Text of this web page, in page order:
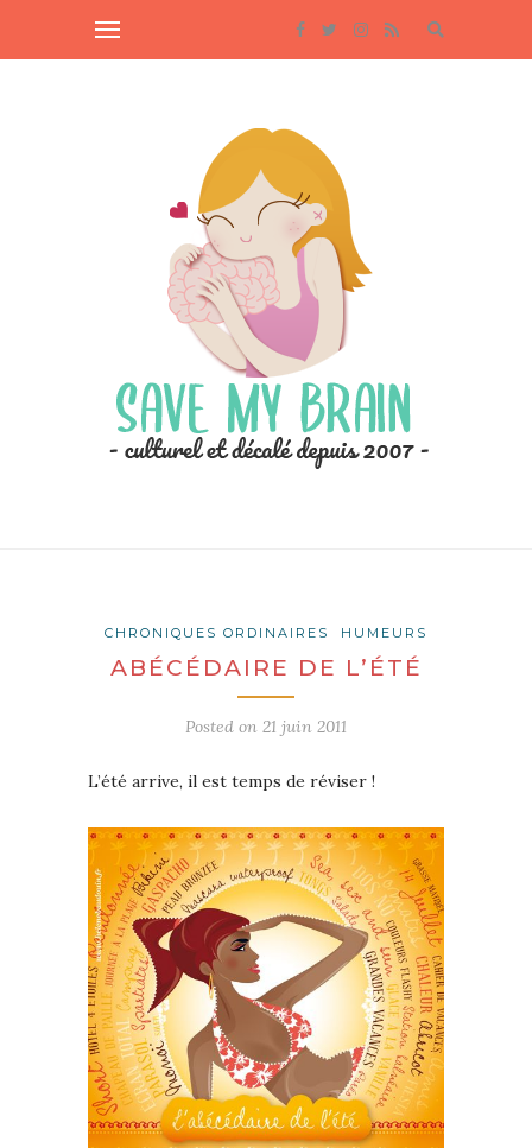
CHRONIQUES ORDINAIRES HUMEURS
ABÉCÉDAIRE DE L’ÉTÉ
Posted on 21 juin 2011
L’été arrive, il est temps de réviser !